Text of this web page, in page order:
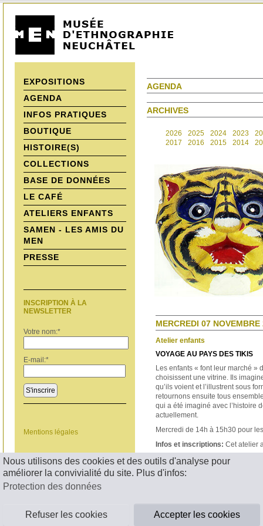
Nous utilisons des cookies et des outils d'analyse pour
améliorer la convivialité du site. Plus d'infos:
Protection des données
Refuser les cookies Accepter les cookies
EXPOSITIONS
AGENDA
INFOS PRATIQUES
BOUTIQUE
HISTOIRE(S)
COLLECTIONS
BASE DE DONNÉES
LE CAFÉ
ATELIERS ENFANTS
SAMEN - LES AMIS DU
MEN
PRESSE
INSCRIPTION À LA
NEWSLETTER
Votre nom:*
E-mail:*
S'inscrire
Mentions légales
AGENDA
ARCHIVES
2026 2025 2024 2023
2017
2016 2015 2014
MERCREDI 07
Atelier enfants
VOYAGE AU PAYS DES TIKIS
Les enfants « font leur marché »
choisissent une vitrine. Ils
qu’ils voient et l’illustrent sous
retournons ensuite tous
qui a été imaginé avec l’histoire
actuellement.
Mercredi de 14h à 15h30 pour
Infos et inscriptions: Cet atelier
< RETOUR